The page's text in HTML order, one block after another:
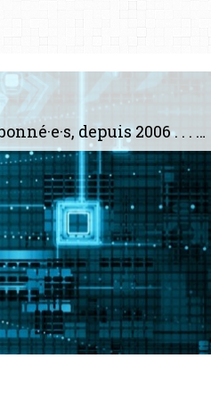
Le plus gros site de philosophie de France ! ABONNEZ-VOUS ! 4115 Articles, 1634 abonné·e·s, depuis 2006 . . . . . . . . 2 852 214 pages vues jusqu'à présent. Prestance et être apte à un plus grand nombre de choses.